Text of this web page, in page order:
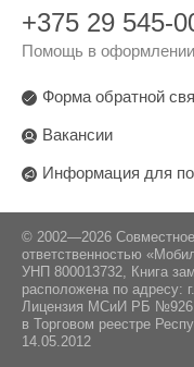
+375 29 545-
Помощь в оформлении
Форма обратной
Вакансии
Информация для
© 2002—2026
ответственностью
УНП 800013732, Книга
расположена по адресу:
Лицензия МСиИ РБ №926
в Торговом реестре
14.05.2012